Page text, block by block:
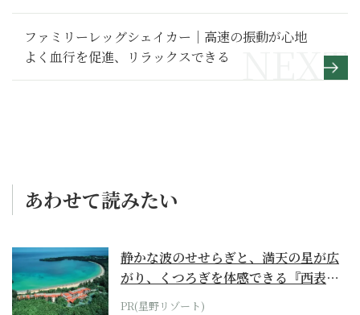
ファミリーレッグシェイカー｜高速の振動が心地
よく血行を促進、リラックスできる
あわせて読みたい
静かな波のせせらぎと、満天の星が広
がり、くつろぎを体感できる『西表島
ホテル by...
PR(星野リゾート)